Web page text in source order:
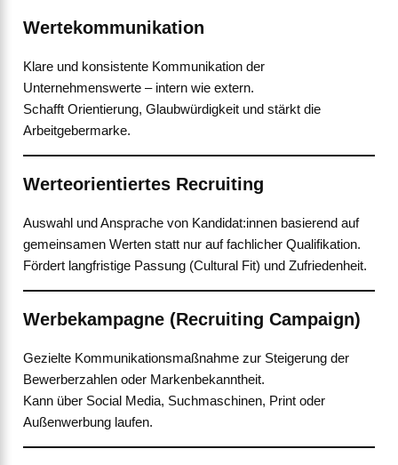
Wertekommunikation
Klare und konsistente Kommunikation der
Unternehmenswerte – intern wie extern.
Schafft Orientierung, Glaubwürdigkeit und stärkt die
Arbeitgebermarke.
Werteorientiertes Recruiting
Auswahl und Ansprache von Kandidat:innen basierend auf
gemeinsamen Werten statt nur auf fachlicher Qualifikation.
Fördert langfristige Passung (Cultural Fit) und Zufriedenheit.
Werbekampagne (Recruiting Campaign)
Gezielte Kommunikationsmaßnahme zur Steigerung der
Bewerberzahlen oder Markenbekanntheit.
Kann über Social Media, Suchmaschinen, Print oder
Außenwerbung laufen.